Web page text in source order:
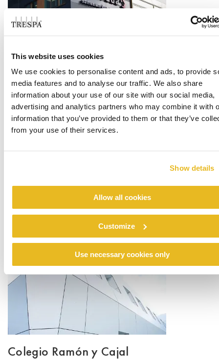
This website uses cookies
We use cookies to personalise content and ads, to provide
media features and to analyse our traffic. We also share
information about your use of our site with our social media,
advertising and analytics partners who may combine it with
information that you’ve provided to them or that they’ve
from your use of their services.
Show details
Allow all cookies
Customize
Use necessary cookies only
Office Centrada
Weiterlesen
Renovation emergency shelter Stein
Colegio Ramón y Cajal